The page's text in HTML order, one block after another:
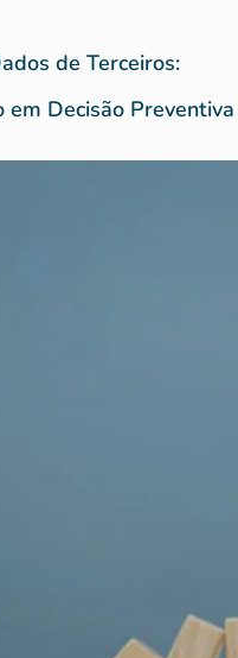
de Terceiros:
em Decisão Preventiva